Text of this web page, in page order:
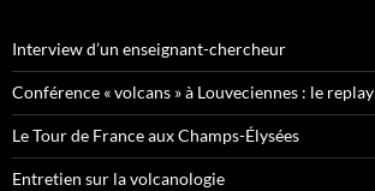
Interview d’un enseignant-chercheur
Conférence « volcans » à Louveciennes : le replay
Le Tour de France aux Champs-Élysées
Entretien sur la volcanologie